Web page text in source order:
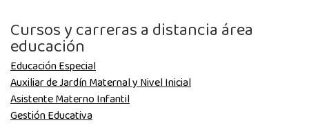
Cursos y carreras a distancia área
educación
Educación Especial
Auxiliar de Jardín Maternal y Nivel Inicial
Asistente Materno Infantil
Gestión Educativa